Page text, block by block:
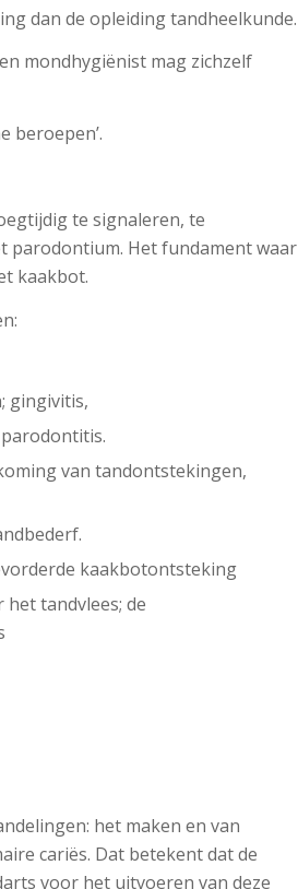
dan de opleiding tandheelkunde.
mondhygiënist mag zichzelf
beroepen’.
te signaleren, te
parodontium. Het fundament waar
kaakbot.
gingivitis,
van tandontstekingen,
kaakbotontsteking
tandvlees; de
het maken en van
cariës. Dat betekent dat de
voor het uitvoeren van deze